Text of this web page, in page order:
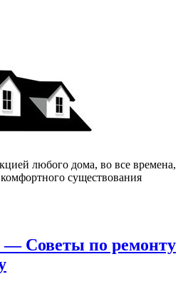
любого дома, во все времена,
существования
Советы по ремонту